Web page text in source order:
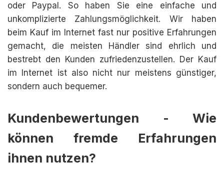
oder Paypal. So haben Sie eine einfache und
unkomplizierte Zahlungsmöglichkeit. Wir haben
beim Kauf im Internet fast nur positive Erfahrungen
gemacht, die meisten Händler sind ehrlich und
bestrebt den Kunden zufriedenzustellen. Der Kauf
im Internet ist also nicht nur meistens günstiger,
sondern auch bequemer.
Kundenbewertungen - Wie
können fremde Erfahrungen
ihnen nutzen?